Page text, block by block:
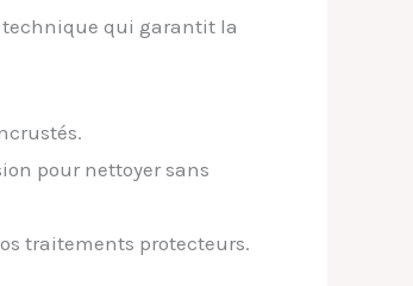
technique qui garantit la
pour nettoyer sans
traitements protecteurs.